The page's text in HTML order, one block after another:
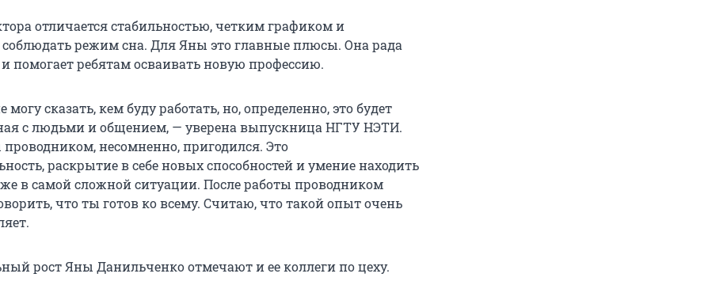
отличается стабильностью, четким графиком и
режим сна. Для Яны это главные плюсы. Она рада
помогает ребятам осваивать новую профессию.
сказать, кем буду работать, но, определенно, это будет
с людьми и общением, — уверена выпускница НГТУ НЭТИ.
несомненно, пригодился. Это
раскрытие в себе новых способностей и умение находить
в самой сложной ситуации. После работы проводником
что ты готов ко всему. Считаю, что такой опыт очень
рост Яны Данильченко отмечают и ее коллеги по цеху.